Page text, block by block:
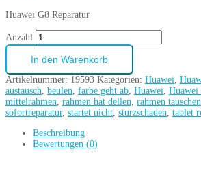
Huawei G8 Reparatur
Anzahl
In den Warenkorb
Artikelnummer: 19593 Kategorien: Huawei,
austausch, beulen, farbe geht ab, Huawei, Huawei
mittelrahmen, rahmen hat dellen, rahmen tauschen
sofortreparatur, startet nicht, sturzschaden, tablet
Beschreibung
Bewertungen (0)